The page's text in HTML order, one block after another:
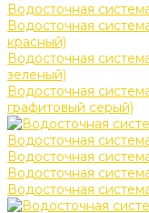
Водосточная
Водосточная
красный)
Водосточная
зеленый)
Водосточная
графитовый серый)
Водосточная
Водосточная
Водосточная
Водосточная